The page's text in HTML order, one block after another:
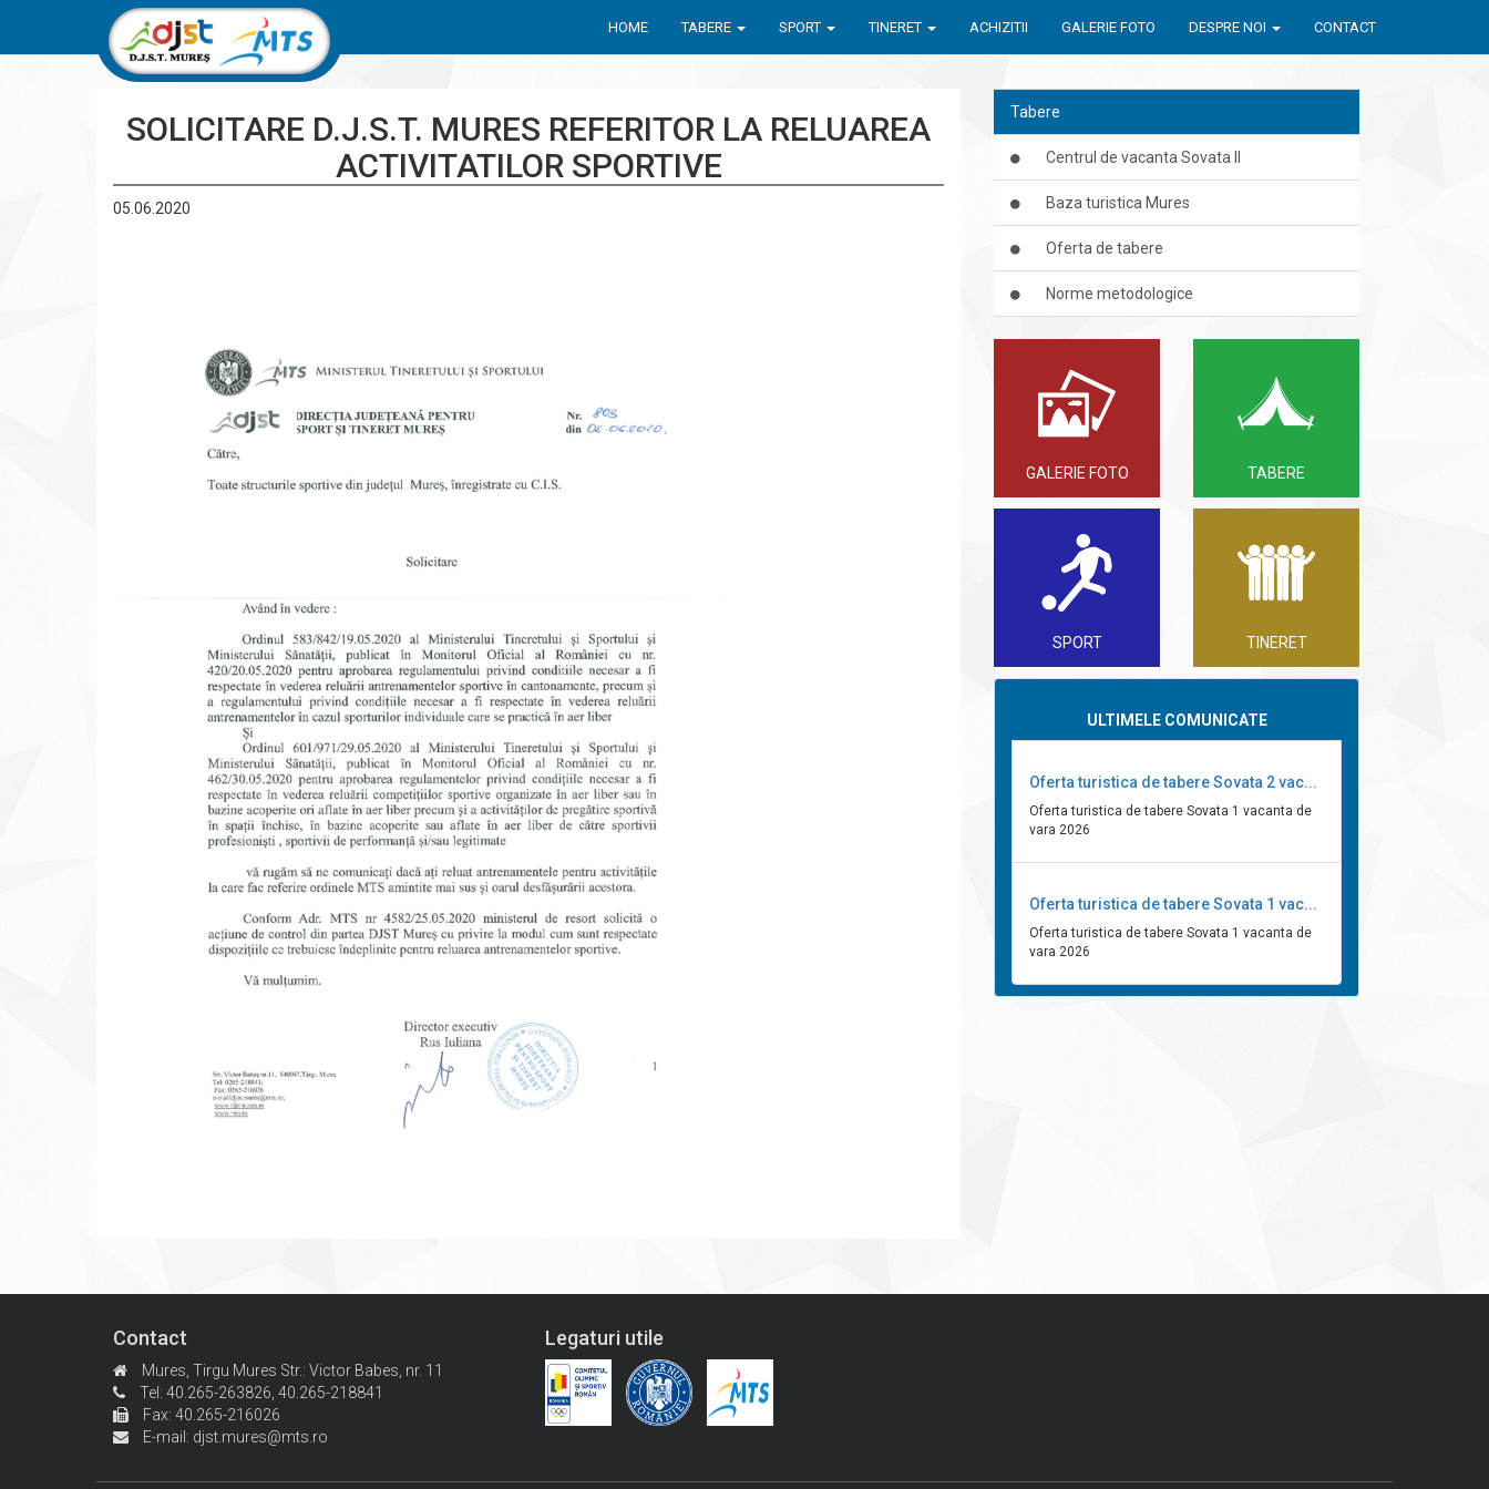
HOME TABERE SPORT TINERET ACHIZITII GALERIE FOTO DESPRE NOI CONTACT
SOLICITARE D.J.S.T. MURES REFERITOR LA RELUAREA
ACTIVITATILOR SPORTIVE
05.06.2020
Tabere
Centrul de vacanta Sovata II
Baza turistica Mures
Oferta de tabere
Norme metodologice
GALERIE FOTO TABERE
SPORT TINERET
ULTIMELE COMUNICATE
Oferta turistica de tabere Sovata 2 vac...
Oferta turistica de tabere Sovata 1 vacanta de
vara 2026
Oferta turistica de tabere Sovata 1 vac...
Oferta turistica de tabere Sovata 1 vacanta de
vara 2026
Contact
Mures, Tirgu Mures Str.: Victor Babes, nr. 11
Tel: 40.265-263826, 40.265-218841
Fax: 40.265-216026
E-mail: djst.mures@mts.ro
Legaturi utile